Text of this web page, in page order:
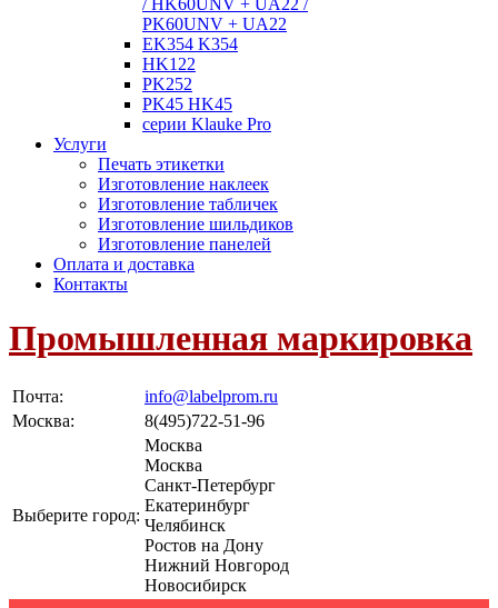
/ HK60UNV + UA22 /
PK60UNV + UA22
EK354 K354
HK122
PK252
PK45 HK45
серии Klauke Pro
Услуги
Печать этикетки
Изготовление наклеек
Изготовление табличек
Изготовление шильдиков
Изготовление панелей
Оплата и доставка
Контакты
Промышленная маркировка
Почта:
info@labelprom.ru
Москва: 8(495)722-51-96
Выберите город:
Москва
Москва
Санкт-Петербург
Екатеринбург
Челябинск
Ростов на Дону
Нижний Новгород
Новосибирск